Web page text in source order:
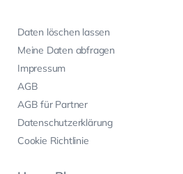
Daten löschen lassen
Meine Daten abfragen
Impressum
AGB
AGB für Partner
Datenschutzerklärung
Cookie Richtlinie